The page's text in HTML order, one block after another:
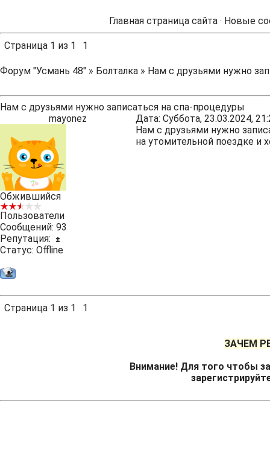
Главная страница сайта · Новые
Страница 1 из 1 1
Форум "Усмань 48" » Болталка » Нам с друзьями нужно
Нам с друзьями нужно записаться на спа-процедуры
mayonez
Дата: Суббота, 23.03.2024,
Обжившийся
Пользователи
Сообщений: 93
Репутация:
±
Статус: Offline
Нам с друзьями нужно
на утомительной поездке и
Страница 1 из 1 1
ЗАЧЕМ
Внимание! Для того чтобы